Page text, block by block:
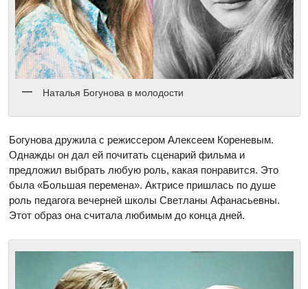
Наталья Богунова в молодости
Богунова дружила с режиссером Алексеем Кореневым.
Однажды он дал ей почитать сценарий фильма и
предложил выбрать любую роль, какая понравится. Это
была «Большая перемена». Актрисе пришлась по душе
роль педагога вечерней школы Светланы Афанасьевны.
Этот образ она считала любимым до конца дней.